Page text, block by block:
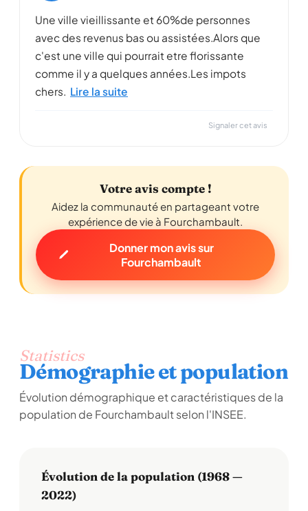
Une ville vieillissante et 60%de personnes
avec des revenus bas ou assistées.Alors que
c'est une ville qui pourrait etre florissante
comme il y a quelques années.Les impots
chers. Lire la suite
Signaler cet avis
Votre avis compte !
Aidez la communauté en partageant votre
expérience de vie à Fourchambault.
Donner mon avis sur
Fourchambault
Statistics
Démographie et population
Évolution démographique et caractéristiques de la
population de Fourchambault selon l'INSEE.
Évolution de la population (1968 —
2022)